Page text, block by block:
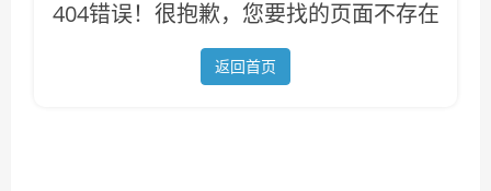
404错误！很抱歉，您要找的页面不存在
返回首页